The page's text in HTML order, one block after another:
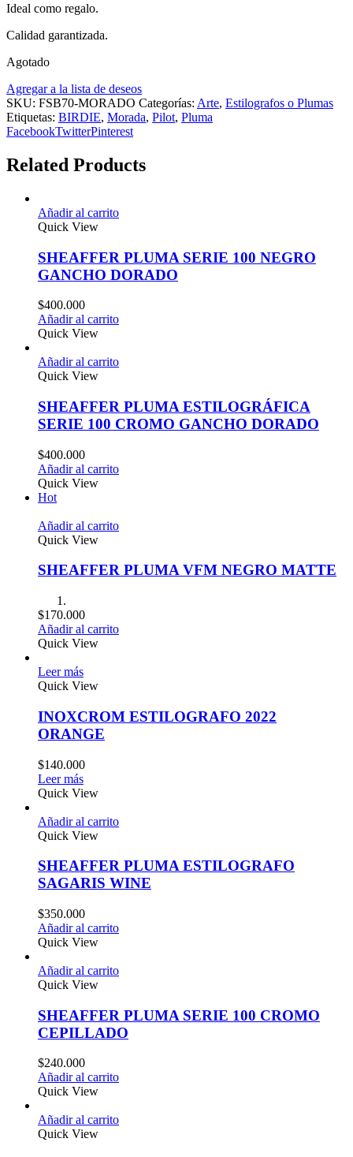
Ideal como regalo.
Calidad garantizada.
Agotado
Agregar a la lista de deseos
SKU: FSB70-MORADO Categorías: Arte, Estilografos o Plumas
Etiquetas: BIRDIE, Morada, Pilot, Pluma
FacebookTwitterPinterest
Related Products
Añadir al carrito
Quick View
SHEAFFER PLUMA SERIE 100 NEGRO
GANCHO DORADO
$400.000
Añadir al carrito
Quick View
Añadir al carrito
Quick View
SHEAFFER PLUMA ESTILOGRÁFICA
SERIE 100 CROMO GANCHO DORADO
$400.000
Añadir al carrito
Quick View
Hot
Añadir al carrito
Quick View
SHEAFFER PLUMA VFM NEGRO MATTE
$170.000
Añadir al carrito
Quick View
Leer más
Quick View
INOXCROM ESTILOGRAFO 2022
ORANGE
$140.000
Leer más
Quick View
Añadir al carrito
Quick View
SHEAFFER PLUMA ESTILOGRAFO
SAGARIS WINE
$350.000
Añadir al carrito
Quick View
Añadir al carrito
Quick View
SHEAFFER PLUMA SERIE 100 CROMO
CEPILLADO
$240.000
Añadir al carrito
Quick View
Añadir al carrito
Quick View